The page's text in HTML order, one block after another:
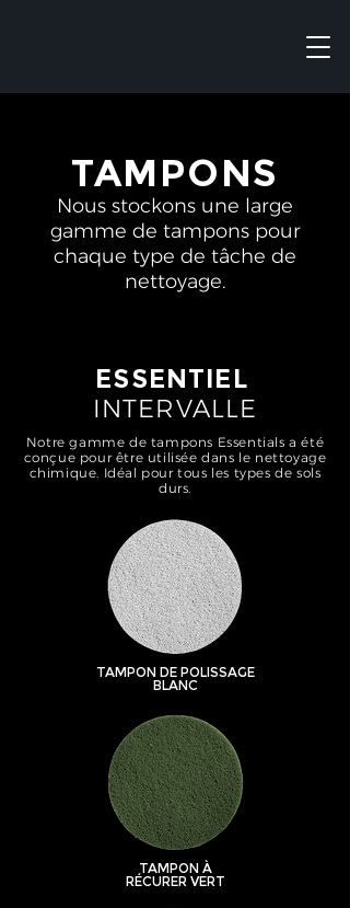
TAMPONS
Nous stockons une large
gamme de tampons pour
chaque type de tâche de
nettoyage.
ESSENTIEL
INTERVALLE
Notre gamme de tampons Essentials a été
conçue pour être utilisée dans le nettoyage
chimique. Idéal pour tous les types de sols
durs.
TAMPON DE POLISSAGE
BLANC
TAMPON À
RÉCURER VERT